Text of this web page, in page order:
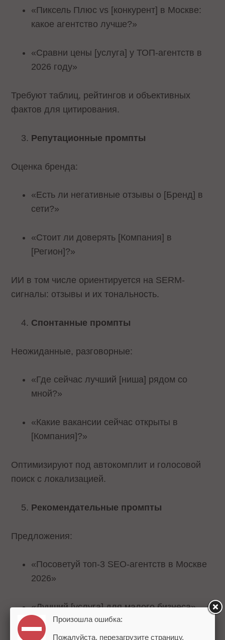
«Пиксель Плюс vs [конкурент] в Москве:
какое агентство лучше?»
«Сравни цены [услуга] у ТОП-агентств в
2026 году»
Требуют таблиц, рейтингов и объективных
фактов для цитирования.​
Репутационные промпты
Оценка бренда:
«Есть ли негативные отзывы о [Бренд] в
сети?»
«Стоит ли доверять [Компания] в
[Регион]?»
ИИ в том числе ориентируется на SERM-
сигналы: отзывы и их тональность.
Спонтанные промпты
Неожиданные, разговорные:
«Где сейчас лучший [ниша] рядом со
мной?»
«Какие вакансии сейчас открыты в
[Компания]?»
Оптимизируют под автокомплит и голосовой
поиск с локализацией.
Рекомендательные промпты
Предложения:
«Посоветуй топ-3 SEO-агентств в Москве
2026»
«Лучший [услуга] для малого бизнеса».
ИИ ранжирует по авторитету и авторитетным
Произошла ошибка:
Пожалуйста, перезагрузите страницу.